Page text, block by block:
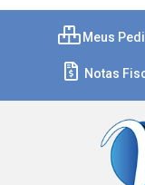
Meus
Notas